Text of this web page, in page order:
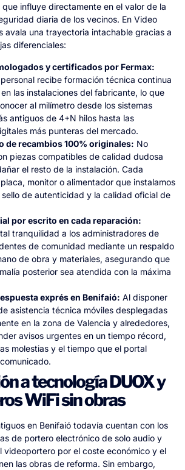
influye directamente en el valor de la
diaria de los vecinos. En Video
avala una trayectoria intachable gracias a
diferenciales:
y certificados por Fermax:
recibe formación técnica continua
las instalaciones del fabricante, lo que
al milímetro desde los sistemas
antiguos de 4+N hilos hasta las
más punteras del mercado.
de recambios 100% originales: No
piezas compatibles de calidad dudosa
el resto de la instalación. Cada
monitor o alimentador que instalamos
de autenticidad y la calidad oficial de
por escrito en cada reparación:
tranquilidad a los administradores de
de comunidad mediante un respaldo
de obra y materiales, asegurando que
posterior sea atendida con la máxima
exprés en Benifaió: Al disponer
asistencia técnica móviles desplegadas
en la zona de Valencia y alrededores,
avisos urgentes en un tiempo récord,
molestias y el tiempo que el portal
a tecnología DUOX y
WiFi sin obras
en Benifaió todavía cuentan con los
de portero electrónico de solo audio y
videoportero por el coste económico y el
las obras de reforma. Sin embargo,